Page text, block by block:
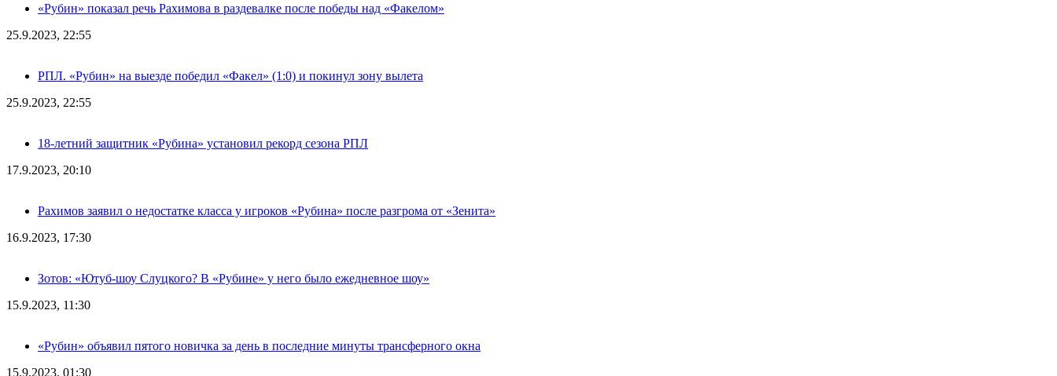
«Рубин» показал речь Рахимова в раздевалке после победы над «Факелом»
25.9.2023, 22:55
РПЛ. «Рубин» на выезде победил «Факел» (1:0) и покинул зону вылета
25.9.2023, 22:55
18-летний защитник «Рубина» установил рекорд сезона РПЛ
17.9.2023, 20:10
Рахимов заявил о недостатке класса у игроков «Рубина» после разгрома от «Зенита»
16.9.2023, 17:30
Зотов: «Ютуб-шоу Слуцкого? В «Рубине» у него было ежедневное шоу»
15.9.2023, 11:30
«Рубин» объявил пятого новичка за день в последние минуты трансферного окна
15.9.2023, 01:30